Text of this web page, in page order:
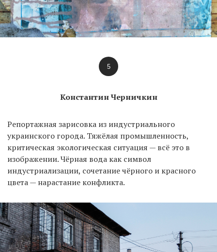
5
Константин Черничкин
Репортажная зарисовка из индустриального
украинского города. Тяжёлая промышленность,
критическая экологическая ситуация — всё это в
изображении. Чёрная вода как символ
индустриализации, сочетание чёрного и красного
цвета — нарастание конфликта.